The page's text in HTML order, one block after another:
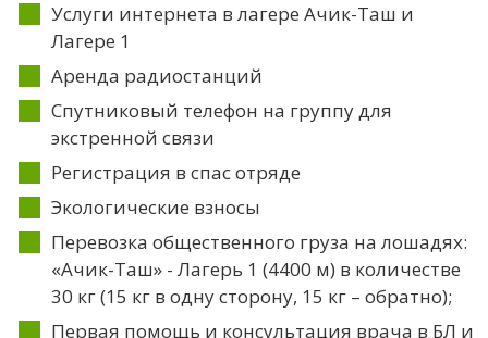
Услуги интернета в лагере Ачик-Таш и
Лагере 1
Аренда радиостанций
Спутниковый телефон на группу для
экстренной связи
Регистрация в спас отряде
Экологические взносы
Перевозка общественного груза на лошадях:
«Ачик-Таш» - Лагерь 1 (4400 м) в количестве
30 кг (15 кг в одну сторону, 15 кг – обратно);
Первая помощь и консультация врача в БЛ и